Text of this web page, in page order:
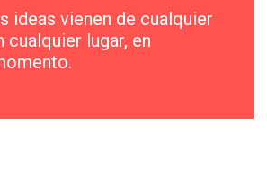
ideas vienen de cualquier
cualquier lugar, en